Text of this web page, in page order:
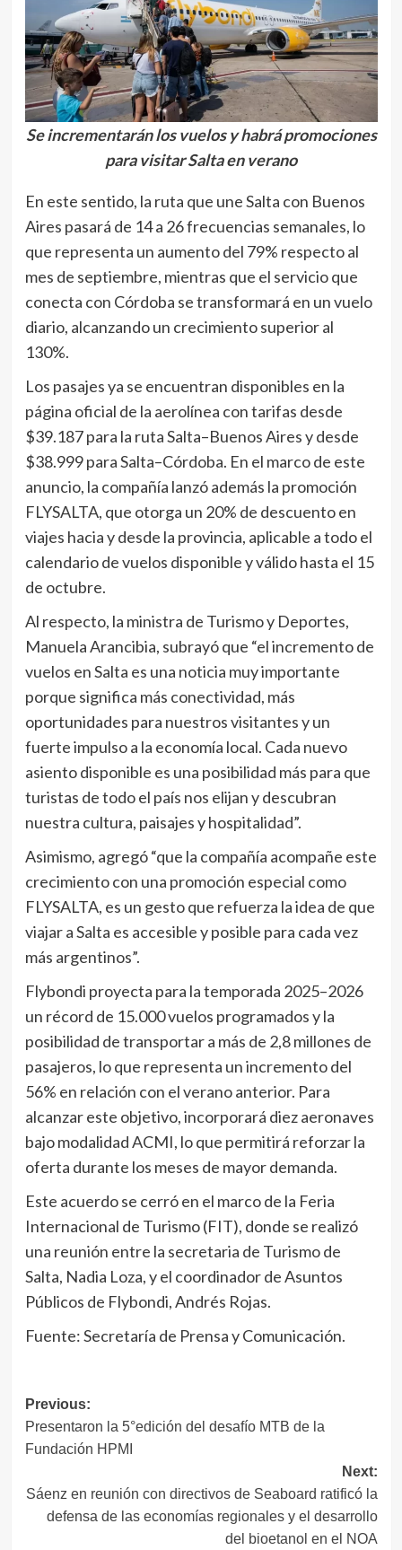
Se incrementarán los vuelos y habrá promociones
para visitar Salta en verano
En este sentido, la ruta que une Salta con Buenos
Aires pasará de 14 a 26 frecuencias semanales, lo
que representa un aumento del 79% respecto al
mes de septiembre, mientras que el servicio que
conecta con Córdoba se transformará en un vuelo
diario, alcanzando un crecimiento superior al
130%.
Los pasajes ya se encuentran disponibles en la
página oficial de la aerolínea con tarifas desde
$39.187 para la ruta Salta–Buenos Aires y desde
$38.999 para Salta–Córdoba. En el marco de este
anuncio, la compañía lanzó además la promoción
FLYSALTA, que otorga un 20% de descuento en
viajes hacia y desde la provincia, aplicable a todo el
calendario de vuelos disponible y válido hasta el 15
de octubre.
Al respecto, la ministra de Turismo y Deportes,
Manuela Arancibia, subrayó que “el incremento de
vuelos en Salta es una noticia muy importante
porque significa más conectividad, más
oportunidades para nuestros visitantes y un
fuerte impulso a la economía local. Cada nuevo
asiento disponible es una posibilidad más para que
turistas de todo el país nos elijan y descubran
nuestra cultura, paisajes y hospitalidad”.
Asimismo, agregó “que la compañía acompañe este
crecimiento con una promoción especial como
FLYSALTA, es un gesto que refuerza la idea de que
viajar a Salta es accesible y posible para cada vez
más argentinos”.
Flybondi proyecta para la temporada 2025–2026
un récord de 15.000 vuelos programados y la
posibilidad de transportar a más de 2,8 millones de
pasajeros, lo que representa un incremento del
56% en relación con el verano anterior. Para
alcanzar este objetivo, incorporará diez aeronaves
bajo modalidad ACMI, lo que permitirá reforzar la
oferta durante los meses de mayor demanda.
Este acuerdo se cerró en el marco de la Feria
Internacional de Turismo (FIT), donde se realizó
una reunión entre la secretaria de Turismo de
Salta, Nadia Loza, y el coordinador de Asuntos
Públicos de Flybondi, Andrés Rojas.
Fuente: Secretaría de Prensa y Comunicación.
Navegación
de
Previous:
Presentaron la 5°edición del desafío MTB de la
Fundación HPMI
Next:
Sáenz en reunión con directivos de Seaboard ratificó la
defensa de las economías regionales y el desarrollo
del bioetanol en el NOA